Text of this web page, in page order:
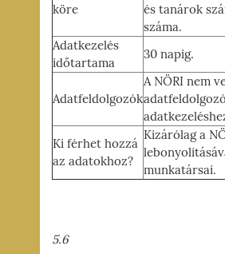
köre
és tanárok
száma.
Adatkezelés
időtartama
30 napig.
Adatfeldolgozók
A NÖRI nem
Ki férhet hozzá
az adatokhoz?
Kizárólag a
munkatársai.
5.6